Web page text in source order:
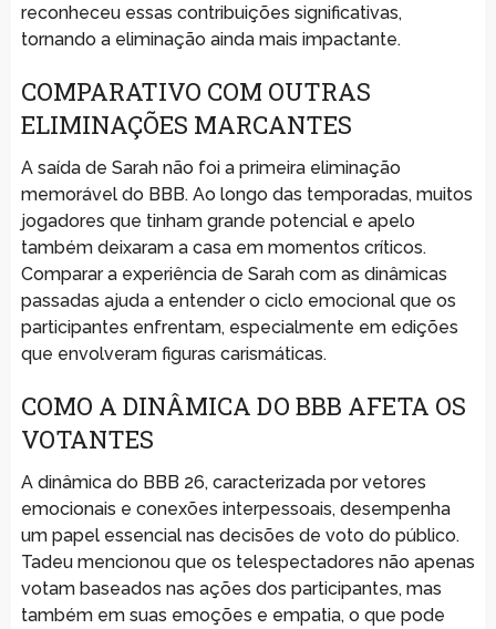
reconheceu essas contribuições significativas,
tornando a eliminação ainda mais impactante.
COMPARATIVO COM OUTRAS
ELIMINAÇÕES MARCANTES
A saída de Sarah não foi a primeira eliminação
memorável do BBB. Ao longo das temporadas, muitos
jogadores que tinham grande potencial e apelo
também deixaram a casa em momentos críticos.
Comparar a experiência de Sarah com as dinâmicas
passadas ajuda a entender o ciclo emocional que os
participantes enfrentam, especialmente em edições
que envolveram figuras carismáticas.
COMO A DINÂMICA DO BBB AFETA OS
VOTANTES
A dinâmica do BBB 26, caracterizada por vetores
emocionais e conexões interpessoais, desempenha
um papel essencial nas decisões de voto do público.
Tadeu mencionou que os telespectadores não apenas
votam baseados nas ações dos participantes, mas
também em suas emoções e empatia, o que pode